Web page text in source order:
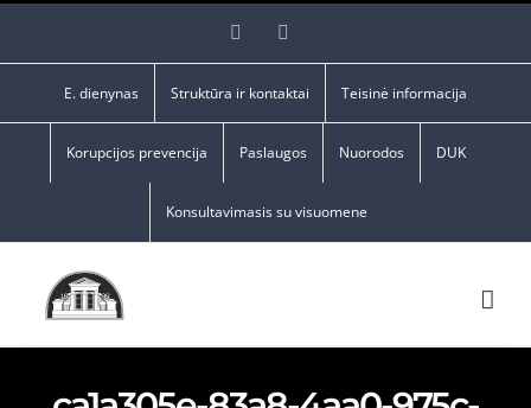
Facebook
E. dienynas Struktūra ir kontaktai Teisinė informacija
Korupcijos prevencija Paslaugos Nuorodos DUK
Konsultavimasis su visuomene